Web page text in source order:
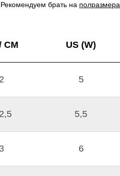
брать на полразмера
CM US (W)
5
5,5
6